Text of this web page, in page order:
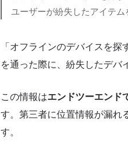
ユーザーが紛失したアイテ
「オフラインのデバイスを探
を通った際に、紛失したデバ
この情報はエンドツーエンド
す。第三者に位置情報が漏れ
す。